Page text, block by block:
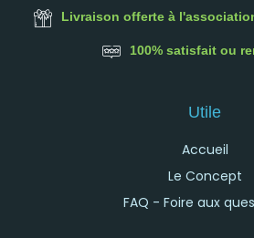
Livraison offerte à
100% satisfait ou
Utile
Accueil
Le Concept
FAQ - Foire aux